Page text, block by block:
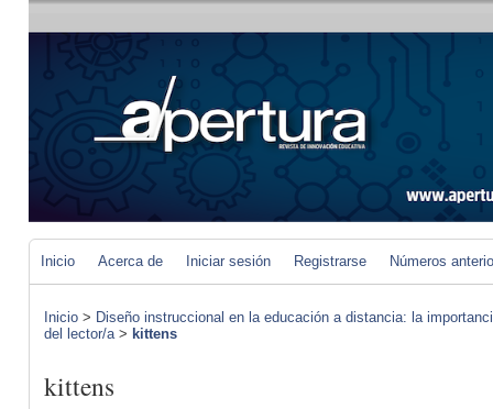
Inicio Acerca de Iniciar sesión Registrarse Números
Inicio > Diseño instruccional en la educación a distancia: la
del lector/a> kittens
kittens